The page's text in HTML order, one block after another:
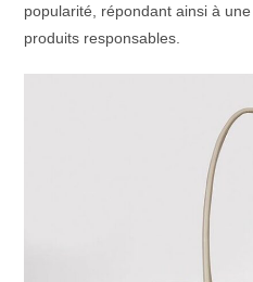
popularité, répondant ainsi à
produits responsables.